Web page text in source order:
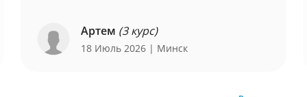
Артем (3 курс)
18 Июль 2026 | Минск